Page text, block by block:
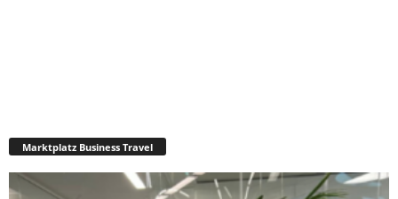
Marktplatz Business Travel